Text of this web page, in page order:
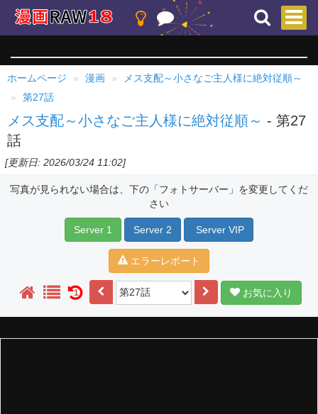
ホームページ 漫画
メス支配～小さなご主人様に絶対従順～
第27話
メス支配～小さなご主人様に絶対従順～ - 第27
話
[更新日: 2026/03/24 11:02]
写真が見られない場合は、下の「フォトサーバー」を変更してくだ
さい
Server 1 Server 2 Server VIP
エラーレポート
1 お気に入り